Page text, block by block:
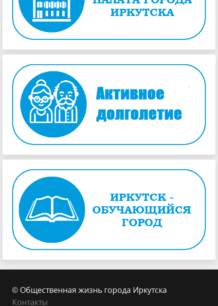
© Общественная жизнь города Иркутска
Контакты